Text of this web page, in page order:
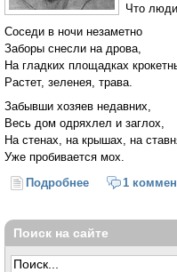
Что
Соседи в ночи незаметно
Заборы снесли на дрова,
На гладких площадках
Растет, зеленея, трава.
Забывши хозяев недавних,
Весь дом одряхлел и заглох,
На стенах, на крышах, на
Уже пробивается мох.
Подробнее о Природа
1
Поиск на сайте